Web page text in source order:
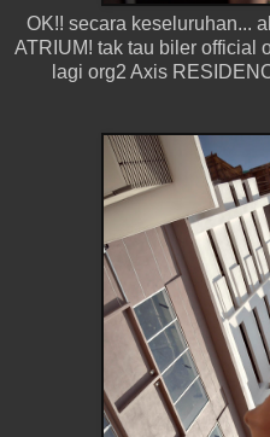
OK!! secara keseluruhan...
ATRIUM! tak tau biler official
lagi org2 Axis